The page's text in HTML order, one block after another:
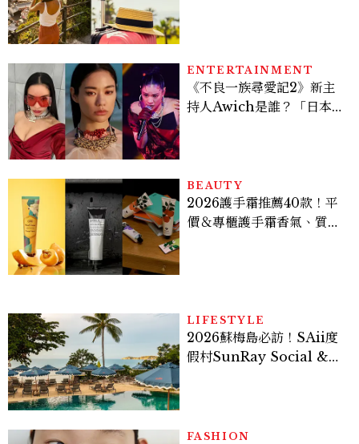
ENTERTAINMENT
《不良一族尋愛記2》新主
持人Awich是誰？「日本嘻
BEAUTY
2026護手霜推薦40款！平
價＆專櫃護手霜香氣、質
LIFESTYLE
2026蘇梅島必訪！SAii度
假村SunRay Social &
FASHION